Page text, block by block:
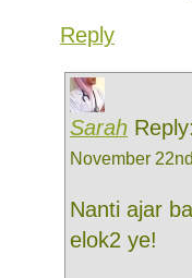
Reply
Sarah Reply:
November
Nanti ajar
elok2 ye!